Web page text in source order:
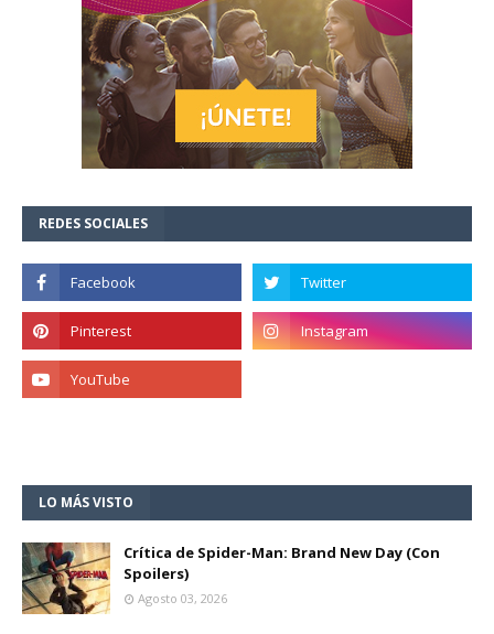
REDES SOCIALES
LO MÁS VISTO
Crítica de Spider-Man: Brand New Day (Con
Spoilers)
Agosto 03, 2026